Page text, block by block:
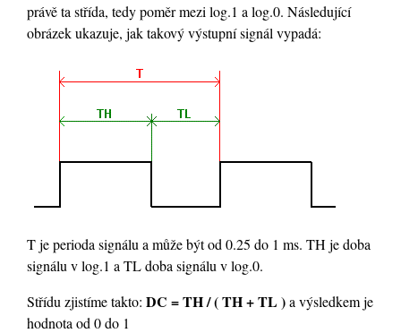
právě ta střída, tedy poměr mezi log.1 a log.0. Následující
obrázek ukazuje, jak takový výstupní signál vypadá:
T je perioda signálu a může být od 0.25 do 1 ms. TH je doba
signálu v log.1 a TL doba signálu v log.0.
Střídu zjistíme takto: DC = TH / ( TH + TL )a výsledkem je
hodnota od 0 do 1